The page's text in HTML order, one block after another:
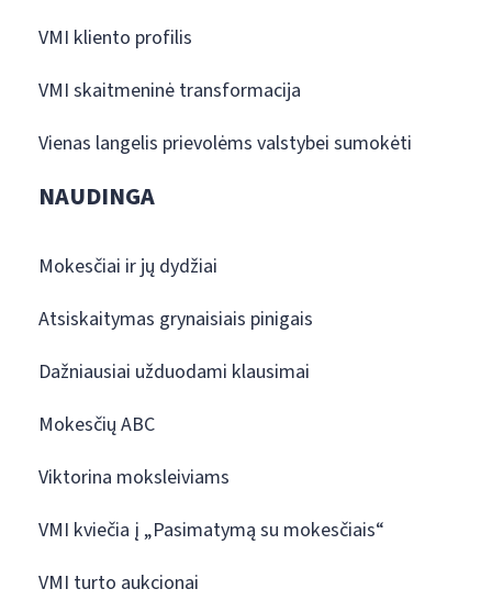
VMI kliento profilis
VMI skaitmeninė transformacija
Vienas langelis prievolėms valstybei sumokėti
NAUDINGA
Mokesčiai ir jų dydžiai
Atsiskaitymas grynaisiais pinigais
Dažniausiai užduodami klausimai
Mokesčių ABC
Viktorina moksleiviams
VMI kviečia į „Pasimatymą su mokesčiais“
VMI turto aukcionai